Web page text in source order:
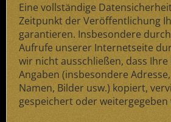
Eine vollständige
Zeitpunkt der Veröffentlichung
garantieren. Insbesondere
Aufrufe unserer Internetseite
wir nicht ausschließen, dass
Angaben (insbesondere
Namen, Bilder usw.) kopiert,
gespeichert oder weitergegeben